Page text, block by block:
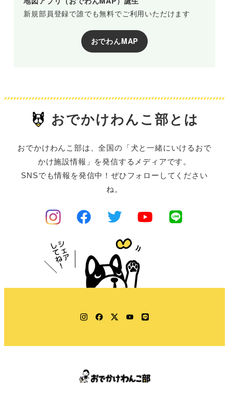
新規部員登録で誰でも無料でご利用いただけます
おでわんMAP
おでかけわんこ部とは
おでかけわんこ部は、全国の「犬と一緒にいけるおで
かけ施設情報」を発信するメディアです。
SNSでも情報を発信中！ぜひフォローしてください
ね。
Instagram
Facebook
TwitterYouTube
LINE